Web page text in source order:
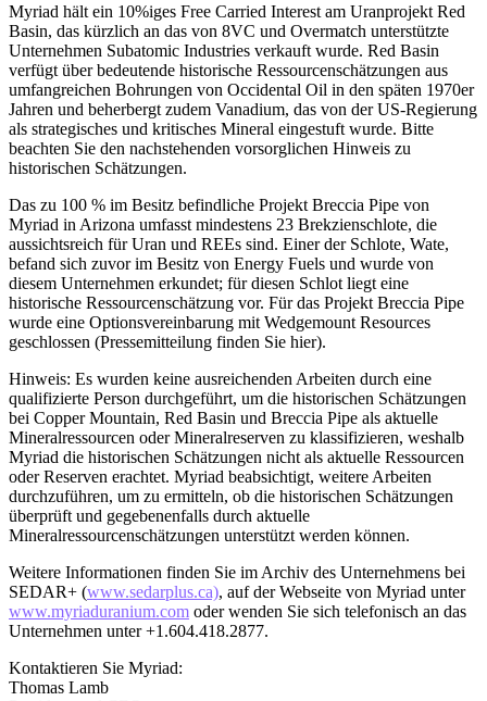
Myriad hält ein 10%iges Free Carried Interest am Uranprojekt Red
Basin, das kürzlich an das von 8VC und Overmatch unterstützte
Unternehmen Subatomic Industries verkauft wurde. Red Basin
verfügt über bedeutende historische Ressourcenschätzungen aus
umfangreichen Bohrungen von Occidental Oil in den späten 1970er
Jahren und beherbergt zudem Vanadium, das von der US-Regierung
als strategisches und kritisches Mineral eingestuft wurde. Bitte
beachten Sie den nachstehenden vorsorglichen Hinweis zu
historischen Schätzungen.
Das zu 100 % im Besitz befindliche Projekt Breccia Pipe von
Myriad in Arizona umfasst mindestens 23 Brekzienschlote, die
aussichtsreich für Uran und REEs sind. Einer der Schlote, Wate,
befand sich zuvor im Besitz von Energy Fuels und wurde von
diesem Unternehmen erkundet; für diesen Schlot liegt eine
historische Ressourcenschätzung vor. Für das Projekt Breccia Pipe
wurde eine Optionsvereinbarung mit Wedgemount Resources
geschlossen (Pressemitteilung finden Sie hier).
Hinweis: Es wurden keine ausreichenden Arbeiten durch eine
qualifizierte Person durchgeführt, um die historischen Schätzungen
bei Copper Mountain, Red Basin und Breccia Pipe als aktuelle
Mineralressourcen oder Mineralreserven zu klassifizieren, weshalb
Myriad die historischen Schätzungen nicht als aktuelle Ressourcen
oder Reserven erachtet. Myriad beabsichtigt, weitere Arbeiten
durchzuführen, um zu ermitteln, ob die historischen Schätzungen
überprüft und gegebenenfalls durch aktuelle
Mineralressourcenschätzungen unterstützt werden können.
Weitere Informationen finden Sie im Archiv des Unternehmens bei
SEDAR+ (www.sedarplus.ca), auf der Webseite von Myriad unter
www.myriaduranium.com oder wenden Sie sich telefonisch an das
Unternehmen unter +1.604.418.2877.
Kontaktieren Sie Myriad:
Thomas Lamb